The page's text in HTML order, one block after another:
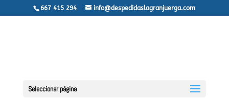
667 415 294 info@despedidaslagranjuerga.com
Seleccionar página